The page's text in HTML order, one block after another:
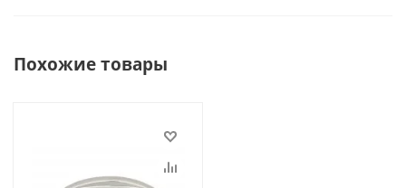
Похожие товары